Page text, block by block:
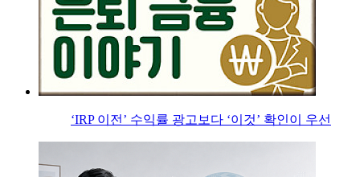
‘IRP 이전’ 수익률 광고보다 ‘이것’ 확인이 우선